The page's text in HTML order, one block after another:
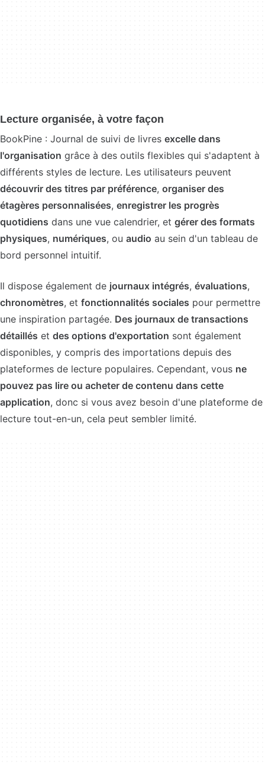
Lecture organisée, à votre façon
BookPine : Journal de suivi de livres excelle dans
l'organisation grâce à des outils flexibles qui s'adaptent à
différents styles de lecture. Les utilisateurs peuvent
découvrir des titres par préférence, organiser des
étagères personnalisées, enregistrer les progrès
quotidiens dans une vue calendrier, et gérer des formats
physiques, numériques, ou audio au sein d'un tableau de
bord personnel intuitif.
Il dispose également de journaux intégrés, évaluations,
chronomètres, et fonctionnalités sociales pour permettre
une inspiration partagée. Des journaux de transactions
détaillés et des options d'exportation sont également
disponibles, y compris des importations depuis des
plateformes de lecture populaires. Cependant, vous ne
pouvez pas lire ou acheter de contenu dans cette
application, donc si vous avez besoin d'une plateforme de
lecture tout-en-un, cela peut sembler limité.